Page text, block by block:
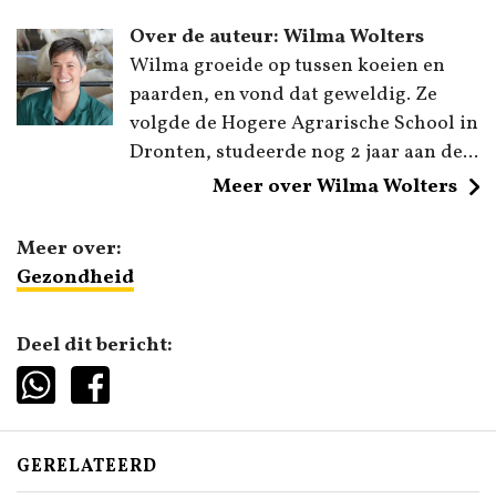
Over de auteur: Wilma Wolters
Wilma groeide op tussen koeien en
paarden, en vond dat geweldig. Ze
volgde de Hogere Agrarische School in
Dronten, studeerde nog 2 jaar aan de...
Meer over Wilma Wolters
Meer over:
Gezondheid
Deel dit bericht:
GERELATEERD